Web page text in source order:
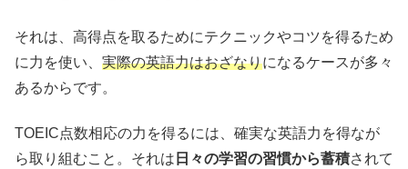
それは、高得点を取るためにテクニックやコツを得るため
に力を使い、 実際の英語力はおざなりになるケースが多々
あるからです。
TOEIC点数相応の力を得るには、確実な英語力を得なが
ら取り組むこと。それは 日々の学習の習慣から蓄積されて